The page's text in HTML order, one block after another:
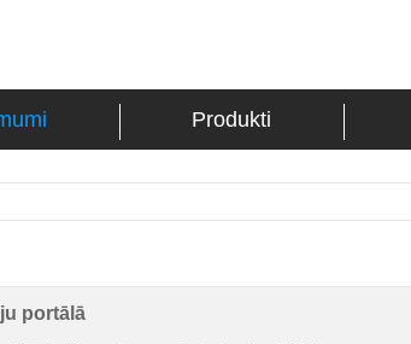
Produkti
portālā